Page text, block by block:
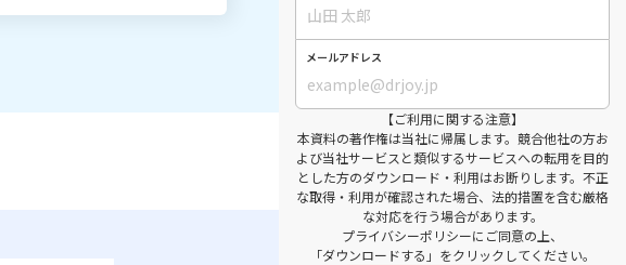
メールアドレス
【ご利用に関する注意】
本資料の著作権は当社に帰属します。競合他社の方お
よび当社サービスと類似するサービスへの転用を目的
とした方のダウンロード・利用はお断りします。不正
な取得・利用が確認された場合、法的措置を含む厳格
な対応を行う場合があります。
プライバシーポリシーにご同意の上、
「ダウンロードする」をクリックしてください。